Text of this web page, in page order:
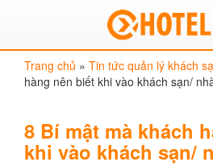
Trang chủ » Tin tức quản lý khách
hàng nên biết khi vào khách sạn/
8 Bí mật mà khách
khi vào khách sạn/